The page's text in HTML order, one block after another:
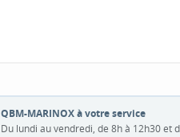
QBM-MARINOX à votre service
Du lundi au vendredi, de 8h à 12h30 et